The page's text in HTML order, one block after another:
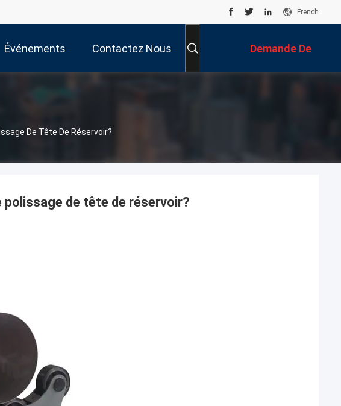
French
Événements Contactez Nous Demande De
Soumission
De Tête De Réservoir?
polissage de tête de réservoir?